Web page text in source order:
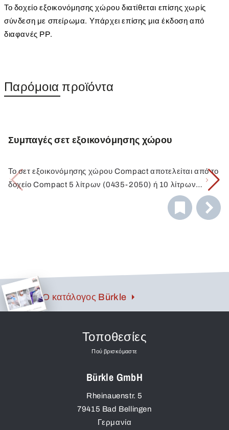
Το δοχείο εξοικονόμησης χώρου διατίθεται επίσης χωρίς
σύνδεση με σπείρωμα. Υπάρχει επίσης μια έκδοση από
διαφανές PP.
Παρόμοια προϊόντα
Συμπαγές σετ εξοικονόμησης χώρου
Το σετ εξοικονόμησης χώρου Compact αποτελείται από το
δοχείο Compact 5 λίτρων (0435-2050) ή 10 λίτρων
(0435-2100) με στόμιο με σπείρωμα και το βουλωτήρα
Compact (0530-1000). Το βρυσάκι Compact είναι το
Ο κατάλογος Bürkle
Τοποθεσίες
Πού βρισκόμαστε
Bürkle GmbH
Rheinauenstr. 5
79415 Bad Bellingen
Γερμανία